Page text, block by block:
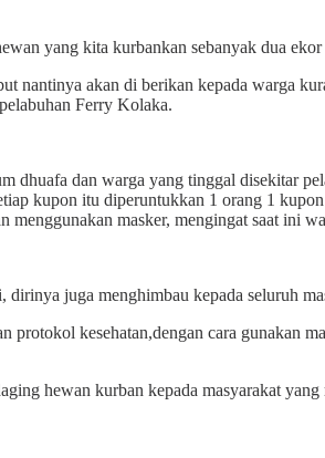
yang kita kurbankan sebanyak dua
nantinya akan di berikan kepada warga
Ferry Kolaka.
dhuafa dan warga yang tinggal disekitar
kupon itu diperuntukkan 1 orang 1
menggunakan masker, mengingat saat ini
juga menghimbau kepada seluruh
protokol kesehatan,dengan cara gunakan
hewan kurban kepada masyarakat